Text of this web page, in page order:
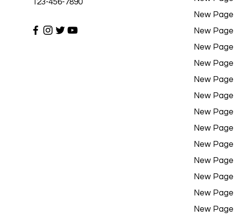
123-456-7890
New Page
New Page
New Page
New Page
New Page
New Page
New Page
New Page
New Page
New Page
New Page
New Page
New Page